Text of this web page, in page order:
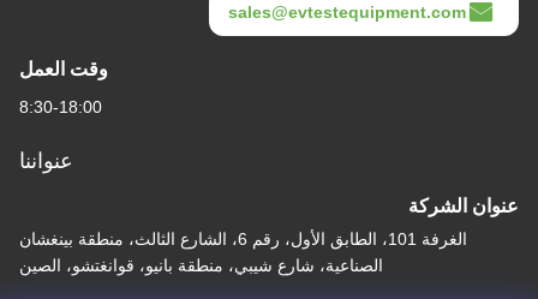
sales@evtestequipment.com
وقت العمل
8:30-18:00
عنواننا
عنوان الشركة
الغرفة 101، الطابق الأول، رقم 6، الشارع الثالث، منطقة بينغشان
الصناعية، شارع شيبي، منطقة بانيو، قوانغتشو، الصين